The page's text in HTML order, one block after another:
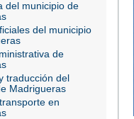
del municipio de
del municipio
de
traducción del
Madrigueras
en